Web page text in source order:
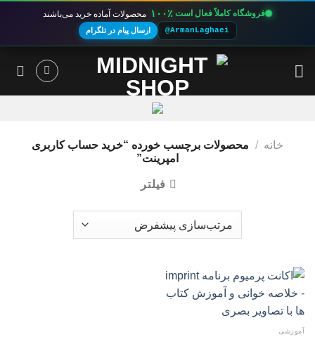
فروشگاه کاملاً فعال است ۱۰۰٪ محصولات آماده خرید می‌باشند
@ArmanLaghaei ارسال پیام در تلگرام
خانه / محصولات برچسب خورده “خرید حساب کاربری
امپرینت”
فیلتر
آموزشی